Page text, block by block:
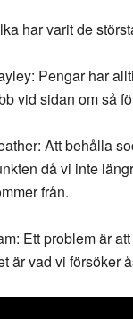
har varit de
Pengar har
vid sidan om så
Att behålla
då vi inte
från.
Ett problem är
är vad vi försöker